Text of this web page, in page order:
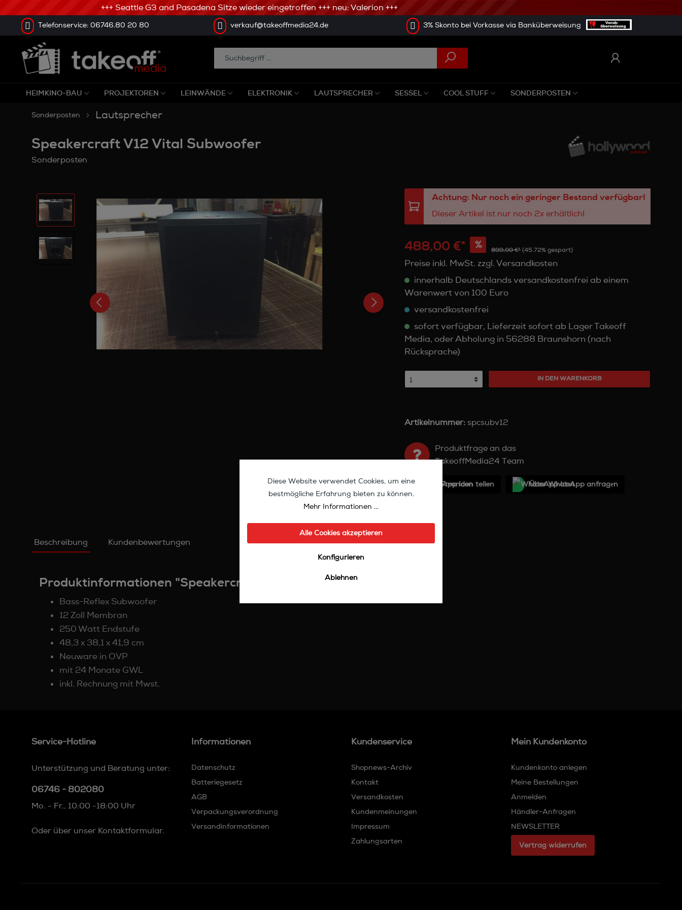
Telefonservice: 06746.80 20 80 verkauf@takeoffmedia24.de 3% Skonto bei Vorkasse via Banküberweisung
+++ Seattle G3 and Pasadena Sitze wieder eingetroffen +++ neu: Valerion +++
HEIMKINO-BAU PROJEKTOREN LEINWÄNDE ELEKTRONIK LAUTSPRECHER SESSEL COOL STUFF SONDERPOSTEN
Sonderposten Lautsprecher
Speakercraft V12 Vital Subwoofer
Sonderposten
Achtung: Nur noch ein geringer Bestand verfügbar!
Dieser Artikel ist nur noch 2x erhältlich!
488,00 €* % 899,00 €* (45.72% gespart)
Preise inkl. MwSt. zzgl. Versandkosten
innerhalb Deutschlands versandkostenfrei ab einem
Warenwert von 100 Euro
versandkostenfrei
sofort verfügbar, Lieferzeit sofort ab Lager Takeoff
Media, oder Abholung in 56288 Braunshorn (nach
Rücksprache)
IN DEN WARENKORB
Artikelnummer: spcsubv12
Produktfrage an das
TakeoffMedia24 Team
Mit Frеunden teilen Über WhatѕApp anfragеn
Beschreibung Kundenbewertungen
Produktinformationen "Speakercraft V12 Vital Subwoofer"
Bass-Reflex Subwoofer
12 Zoll Membran
250 Watt Endstufe
48,3 x 38,1 x 41,9 cm
Neuware in OVP
mit 24 Monate GWL
inkl. Rechnung mit Mwst.
Service-Hotline
Unterstützung und Beratung unter:
06746 - 802080
Mo. - Fr., 10:00 -18:00 Uhr
Oder über unser Kontaktformular.
Informationen
Datenschutz
Batteriegesetz
AGB
Verpackungsverordnung
Versandinformationen
Kundenservice
Shopnews-Archiv
Kontakt
Versandkosten
Kundenmeinungen
Impressum
Zahlungsarten
Mein Kundenkonto
Kundenkonto anlegen
Meine Bestellungen
Anmelden
Händler-Anfragen
NEWSLETTER
Vertrag widerrufen
Diese Website verwendet Cookies, um eine
bestmögliche Erfahrung bieten zu können.
Mehr Informationen ...
Alle Cookies akzeptieren
Konfigurieren
Ablehnen